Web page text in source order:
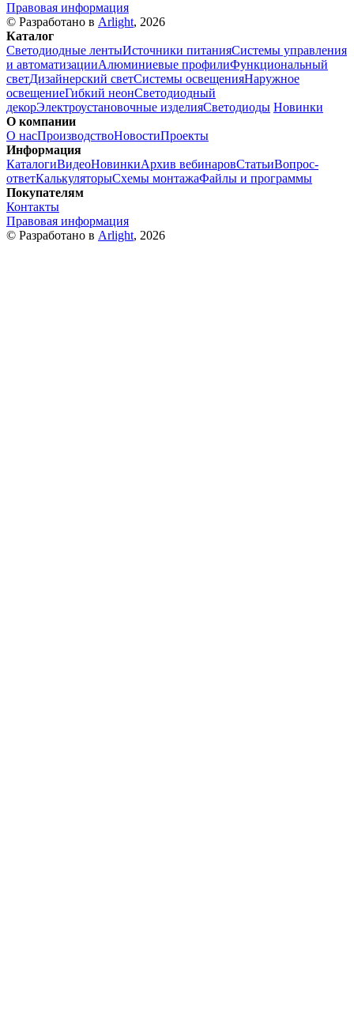
Правовая информация
© Разработано в Arlight, 2026
Каталог
Светодиодные лентыИсточники питанияСистемы управления
и автоматизацииАлюминиевые профилиФункциональный
светДизайнерский светСистемы освещенияНаружное
освещениеГибкий неонСветодиодный
декорЭлектроустановочные изделияСветодиоды Новинки
О компании
О насПроизводствоНовостиПроекты
Информация
КаталогиВидеоНовинкиАрхив вебинаровСтатьиВопрос-
ответКалькуляторыСхемы монтажаФайлы и программы
Покупателям
Контакты
Правовая информация
© Разработано в Arlight, 2026